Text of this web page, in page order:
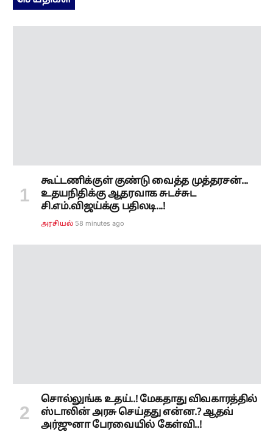
கூட்டணிக்குள் குண்டு வைத்த முத்தரசன்...
உதயநிதிக்கு ஆதரவாக சுடச்சுட
சி.எம்.விஜய்க்கு பதிலடி...!
அரசியல் 58 minutes ago
சொல்லுங்க உதய்..! மேகதாது விவகாரத்தில்
ஸ்டாலின் அரசு செய்தது என்ன.? ஆதவ்
அர்ஜுனா பேரவையில் கேள்வி..!